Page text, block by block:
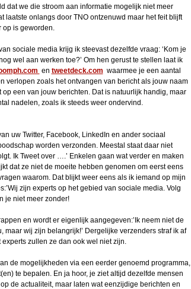
dat we die stroom aan informatie mogelijk niet meer
laatste onlangs door TNO ontzenuwd maar het feit blijft
op is geworden.
sociale media krijg ik steevast dezelfde vraag: ‘Kom je
wel aan werken toe?’ Om hen gerust te stellen laat ik
en tweetdeck.com waarmee je een aantal
verlopen zoals het ontvangen van bericht als jouw naam
op een van jouw berichten. Dat is natuurlijk handig, maar
nadelen, zoals ik steeds weer ondervind.
uw Twitter, Facebook, LinkedIn en ander sociaal
worden verzonden. Meestal staat daar niet
Ik Tweet over ….’ Enkelen gaan wat verder en maken
dat ze niet de moeite hebben genomen om eerst eens
waarom. Dat blijkt weer eens als ik iemand op mijn
zijn experts op het gebied van sociale media. Volg
je niet meer zonder!
en wordt er eigenlijk aangegeven:’Ik neem niet de
maar wij zijn belangrijk!’ Dergelijke verzenders straf ik af
zullen ze dan ook wel niet zijn.
de mogelijkheden via een eerder genoemd programma,
te bepalen. En ja hoor, je ziet altijd dezelfde mensen
de actualiteit, maar laten wat eenzijdige berichten en